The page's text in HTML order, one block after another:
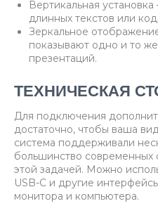
Вертикальная
длинных текстов или
Зеркальное
показывают одно и то
презентаций.
ТЕХНИЧЕСКАЯ
Для подключения
достаточно, чтобы ваша
система поддерживали
большинство современных
этой задачей. Можно
USB-C и другие
монитора и компьютера.